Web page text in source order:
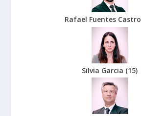
Rafael Fuentes Castro
Silvia Garcia (15)